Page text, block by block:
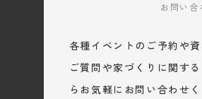
お問い合
各種イベントのご予約や
ご質問や家づくりに関す
らお気軽にお問い合わせ